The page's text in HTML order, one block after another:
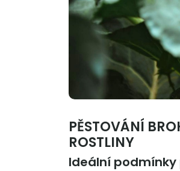
PĚSTOVÁNÍ
ROSTLINY
Ideální